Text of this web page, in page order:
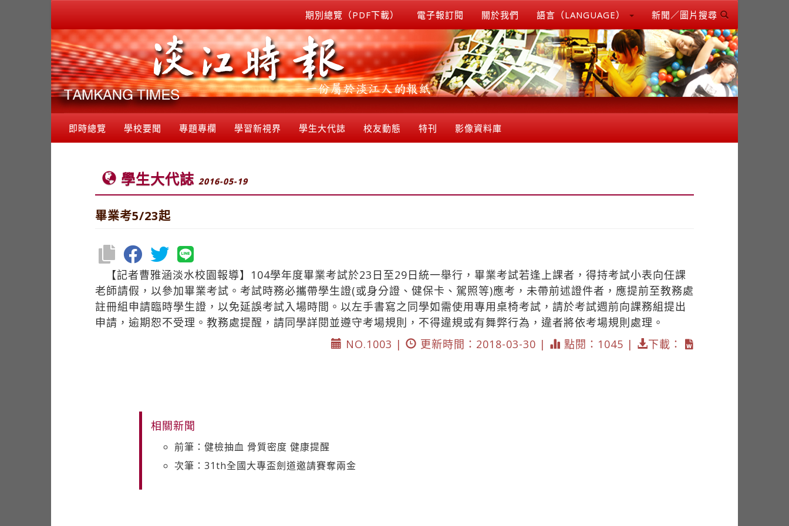
期別總覽（PDF下載） 電子報訂閱 關於我們 語言（LANGUAGE） 新聞／圖片搜尋
即時總覽 學校要聞 專題專欄 學習新視界 學生大代誌 校友動態 特刊 影像資料庫
學生大代誌 2016-05-19
畢業考5/23起
【記者曹雅涵淡水校園報導】104學年度畢業考試於23日至29日統一舉行，畢業考試若逢上課者，得持考試小表向任課
老師請假，以參加畢業考試。考試時務必攜帶學生證(或身分證、健保卡、駕照等)應考，未帶前述證件者，應提前至教務處
註冊組申請臨時學生證，以免延誤考試入場時間。以左手書寫之同學如需使用專用桌椅考試，請於考試週前向課務組提出
申請，逾期恕不受理。教務處提醒，請同學詳閱並遵守考場規則，不得違規或有舞弊行為，違者將依考場規則處理。
NO.1003 |
更新時間：2018-03-30 | 點閱：1045 | 下載：
相關新聞
前筆：健檢抽血 骨質密度 健康提醒
次筆：31th全國大專盃劍道邀請賽奪兩金